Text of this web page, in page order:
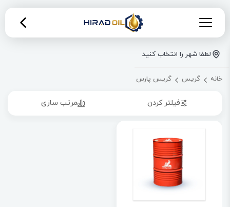
لطفا شهر را انتخاب کنید
خانه گریس گریس پارس
فیلتر کردن مرتب سازی